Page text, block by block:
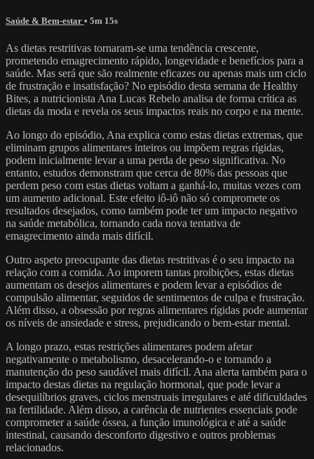
Saúde & Bem-estar • 5m 15s
As dietas restritivas tornaram-se uma tendência crescente,
prometendo emagrecimento rápido, longevidade e benefícios para a
saúde. Mas será que são realmente eficazes ou apenas mais um ciclo
de frustração e insatisfação? No episódio desta semana de Healthy
Bites, a nutricionista Ana Lucas Rebelo analisa de forma crítica as
dietas da moda e revela os seus impactos reais no corpo e na mente.
Ao longo do episódio, Ana explica como estas dietas extremas, que
eliminam grupos alimentares inteiros ou impõem regras rígidas,
podem inicialmente levar a uma perda de peso significativa. No
entanto, estudos demonstram que cerca de 80% das pessoas que
perdem peso com estas dietas voltam a ganhá-lo, muitas vezes com
um aumento adicional. Este efeito iô-iô não só compromete os
resultados desejados, como também pode ter um impacto negativo
na saúde metabólica, tornando cada nova tentativa de
emagrecimento ainda mais difícil.
Outro aspeto preocupante das dietas restritivas é o seu impacto na
relação com a comida. Ao imporem tantas proibições, estas dietas
aumentam os desejos alimentares e podem levar a episódios de
compulsão alimentar, seguidos de sentimentos de culpa e frustração.
Além disso, a obsessão por regras alimentares rígidas pode aumentar
os níveis de ansiedade e stress, prejudicando o bem-estar mental.
A longo prazo, estas restrições alimentares podem afetar
negativamente o metabolismo, desacelerando-o e tornando a
manutenção do peso saudável mais difícil. Ana alerta também para o
impacto destas dietas na regulação hormonal, que pode levar a
desequilíbrios graves, ciclos menstruais irregulares e até dificuldades
na fertilidade. Além disso, a carência de nutrientes essenciais pode
comprometer a saúde óssea, a função imunológica e até a saúde
intestinal, causando desconforto digestivo e outros problemas
relacionados.